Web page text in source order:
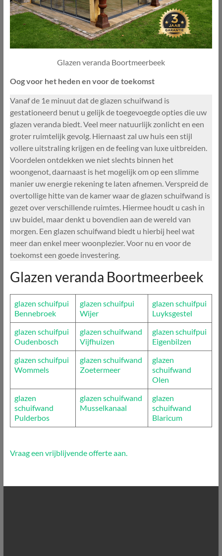
Glazen veranda Boortmeerbeek
Oog voor het heden en voor de toekomst
Vanaf de 1e minuut dat de glazen schuifwand is
gestationeerd benut u gelijk de toegevoegde opties die uw
glazen veranda biedt. Veel meer natuurlijk zonlicht en een
groter ruimtelijk gevolg. Hiernaast zal uw huis een stijl
vollere uitstraling krijgen en de feeling van luxe uitbreiden.
Voordelen ontdekken we niet slechts binnen het
woongenot, daarnaast is het mogelijk om op een slimme
manier uw energie rekening te laten afnemen. Verspreid de
overtollige hitte van de kamer waar de glazen schuifwand is
gezet over verschillende ruimtes. Hiermee houdt u cash in
uw buidel, maar denkt u bovendien aan de wereld van
morgen. Een glazen schuifwand biedt u hierbij heel wat
meer dan enkel meer woonplezier. Voor nu en voor de
toekomst een goede investering.
Glazen veranda Boortmeerbeek
glazen schuifpui
Bennebroek
glazen schuifpui
Wijer
glazen schuifpui
Luyksgestel
glazen schuifpui
Oudenbosch
glazen schuifwand
Vijfhuizen
glazen schuifpui
Eigenbilzen
glazen schuifpui
Wommels
glazen schuifwand
Zoetermeer
glazen
schuifwand
Olen
glazen
schuifwand
Pulderbos
glazen schuifwand
Musselkanaal
glazen
schuifwand
Blaricum
Vraag een vrijblijvende offerte aan.